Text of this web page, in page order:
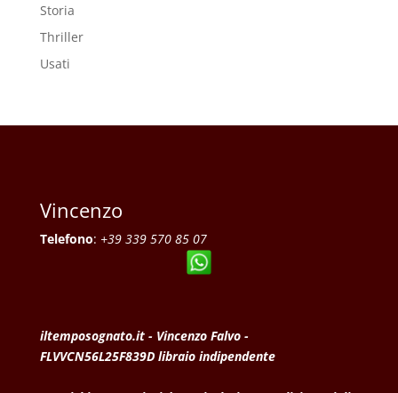
Storia
Thriller
Usati
Vincenzo
Telefono: +39 339 570 85 07
iltemposognato.it - Vincenzo Falvo -
FLVVCN56L25F839D libraio indipendente